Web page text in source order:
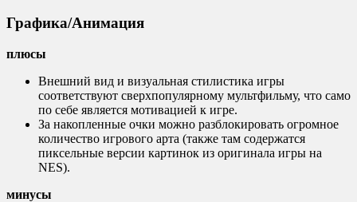
Графика/Анимация
плюсы
Внешний вид и визуальная стилистика игры
соответствуют сверхпопулярному мультфильму, что само
по себе является мотивацией к игре.
За накопленные очки можно разблокировать огромное
количество игрового арта (также там содержатся
пиксельные версии картинок из оригинала игры на
NES).
минусы